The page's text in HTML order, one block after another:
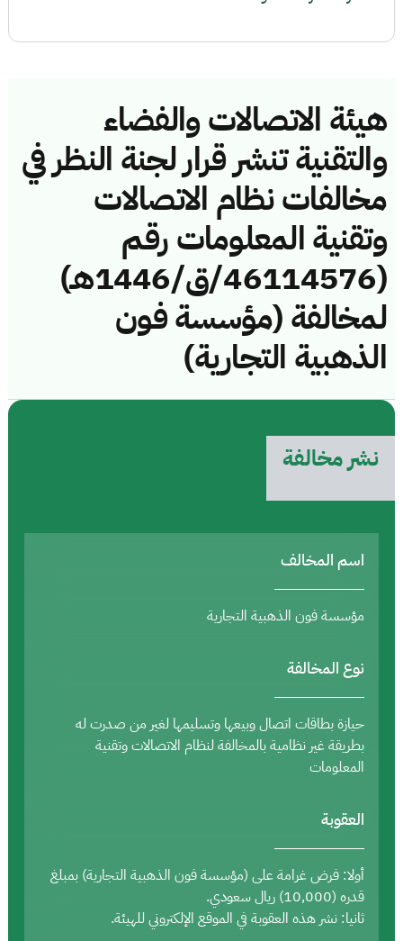
هيئة الاتصالات والفضاء
والتقنية تنشر قرار لجنة النظر في
مخالفات نظام الاتصالات
وتقنية المعلومات رقم
(46114576/ق/1446هـ)
لمخالفة (مؤسسة فون
الذهبية التجارية)
نشر مخالفة
اسم المخالف
مؤسسة فون الذهبية التجارية
نوع المخالفة
حيازة بطاقات اتصال وبيعها وتسليمها لغير من صدرت له
بطريقة غير نظامية بالمخالفة لنظام الاتصالات وتقنية
المعلومات
العقوبة
أولا: فرض غرامة على (مؤسسة فون الذهبية التجارية) بمبلغ
قدره (10,000) ريال سعودي.
ثانيا: نشر هذه العقوبة في الموقع الإلكتروني للهيئة.